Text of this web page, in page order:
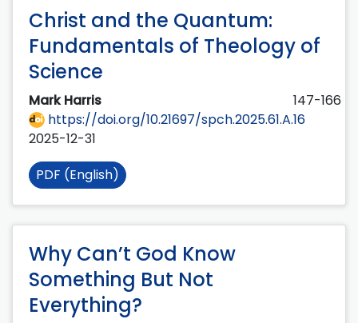
Christ and the Quantum:
Fundamentals of Theology of
Science
Mark Harris
147-166
https://doi.org/10.21697/spch.2025.61.A.16
2025-12-31
PDF (English)
Why Can’t God Know
Something But Not
Everything?